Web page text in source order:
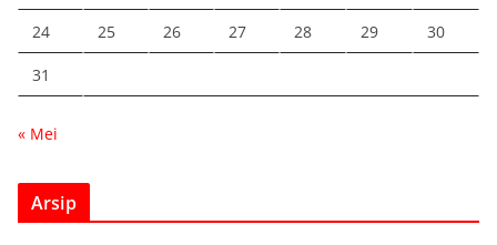
24 25 26 27 28 29 30
31
« Mei
Arsip